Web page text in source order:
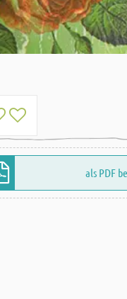
als PDF